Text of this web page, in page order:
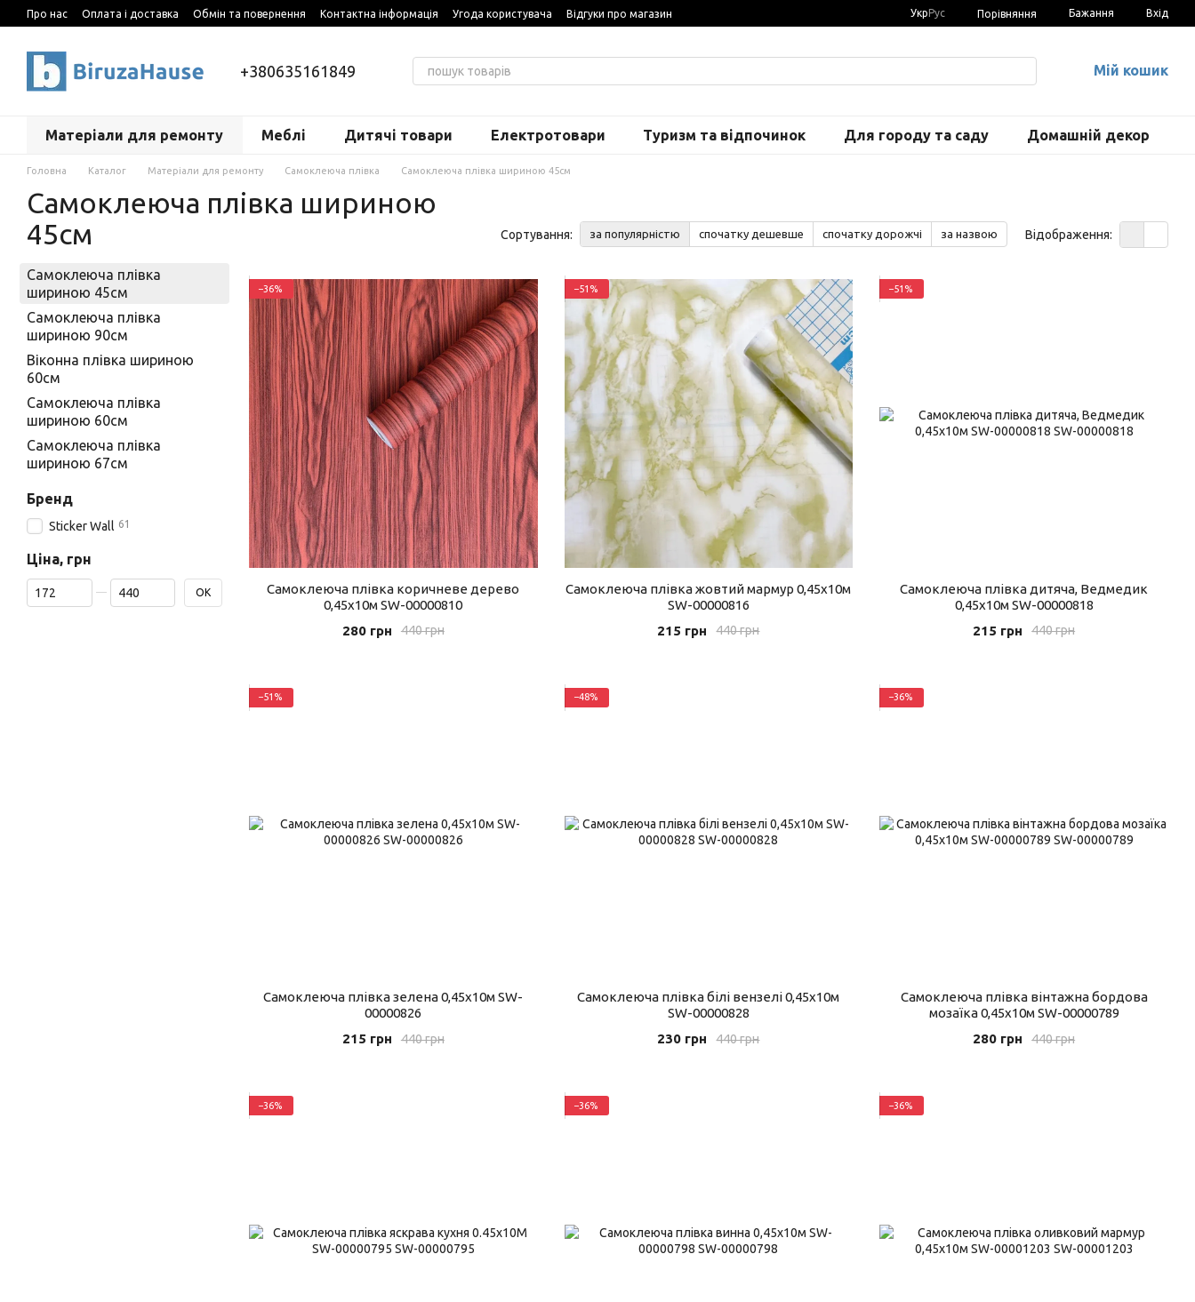
Перейти до основного контенту
Про нас Оплата і доставка Обмін та повернення Контактна інформація Угода користувача Відгуки про магазин УкрРус Порівняння Бажання Вхід
+380635161849 Мій кошик
Матеріали для ремонту Меблі Дитячі товари Електротовари Туризм та відпочинок Для городу та саду Домашній декор
Головна Каталог Матеріали для ремонту Самоклеюча плівка Самоклеюча плівка шириною 45см
Самоклеюча плівка шириною
45см
Сортування: за популярністю спочатку дешевше спочатку дорожчі за назвою Відображення:
−36%
Самоклеюча плівка коричневе дерево
0,45х10м SW-00000810
440 грн
280 грн
−51%
Самоклеюча плівка жовтий мармур 0,45х10м
SW-00000816
440 грн
215 грн
−51%
Самоклеюча плівка дитяча, Ведмедик
0,45х10м SW-00000818
440 грн
215 грн
−51%
Самоклеюча плівка зелена 0,45х10м SW-
00000826
440 грн
215 грн
−48%
Самоклеюча плівка білі вензелі 0,45х10м
SW-00000828
440 грн
230 грн
−36%
Самоклеюча плівка вінтажна бордова
мозаїка 0,45х10м SW-00000789
440 грн
280 грн
−36% −36% −36%
Самоклеюча плівка
шириною 45см
Самоклеюча плівка
шириною 90см
Віконна плівка шириною
60см
Самоклеюча плівка
шириною 60см
Самоклеюча плівка
шириною 67см
Бренд
Sticker Wall 61
Ціна, грн
Від Ціна, грн
До Ціна, грн ОК